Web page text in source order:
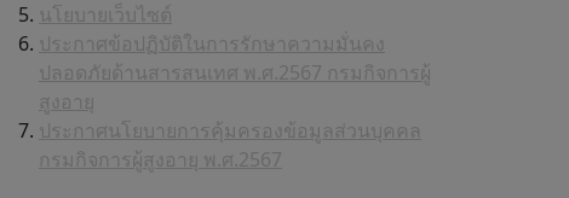
นโยบายเว็บไซต์
ประกาศข้อปฏิบัติในการรักษาความมั่นคง
ปลอดภัยด้านสารสนเทศ พ.ศ.2567 กรมกิจการผู้
สูงอายุ
ประกาศนโยบายการคุ้มครองข้อมูลส่วนบุคคล
กรมกิจการผู้สูงอายุ พ.ศ.2567